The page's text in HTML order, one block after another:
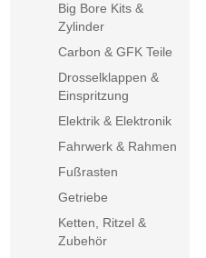
Big Bore Kits &
Zylinder
Carbon & GFK Teile
Drosselklappen &
Einspritzung
Elektrik & Elektronik
Fahrwerk & Rahmen
Fußrasten
Getriebe
Ketten, Ritzel &
Zubehör